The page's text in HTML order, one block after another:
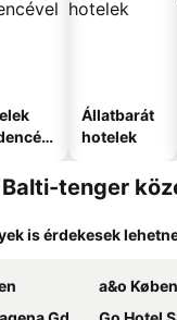
Állatbarát
hotelek
tenger
is érdekesek
a&o